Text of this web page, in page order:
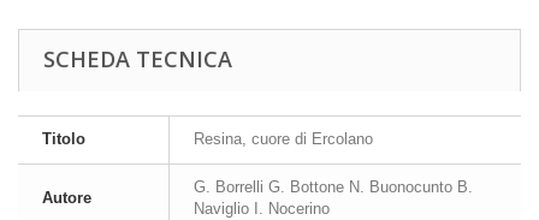
SCHEDA TECNICA
Titolo Resina, cuore di Ercolano
Autore
G. Borrelli G. Bottone N. Buonocunto B.
Naviglio I. Nocerino